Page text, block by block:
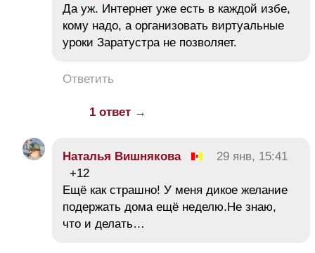
Да уж. Интернет уже есть в каждой избе,
кому надо, а организовать виртуальные
уроки Заратустра не позволяет.
Ответить
1 ответ →
Наталья Вишнякова
29 янв, 15:41
+12
Ещё как страшно! У меня дикое желание
подержать дома ещё неделю.Не знаю,
что и делать…